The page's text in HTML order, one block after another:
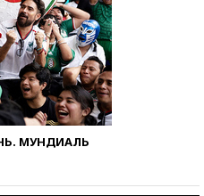
МУНДИАЛЬ